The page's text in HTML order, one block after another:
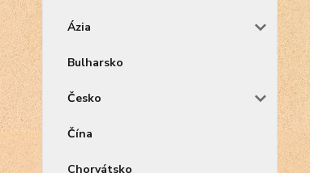
Ázia
Bulharsko
Česko
Čína
Chorvátsko